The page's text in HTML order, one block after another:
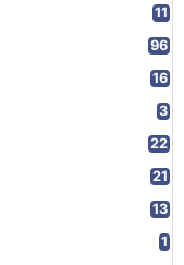
11
96
16
3
22
21
13
1